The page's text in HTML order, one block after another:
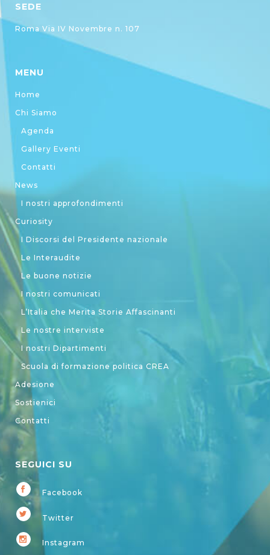
SEDE
Roma Via IV Novembre n. 107
MENU
Home
Chi Siamo
Agenda
Gallery Eventi
Contatti
News
I nostri approfondimenti
Curiosity
I Discorsi del Presidente nazionale
Le Interaudite
Le buone notizie
I nostri comunicati
L’Italia che Merita Storie Affascinanti
Le nostre interviste
I nostri Dipartimenti
Scuola di formazione politica CREA
Adesione
Sostienici
Contatti
SEGUICI SU
Facebook
Twitter
Instagram